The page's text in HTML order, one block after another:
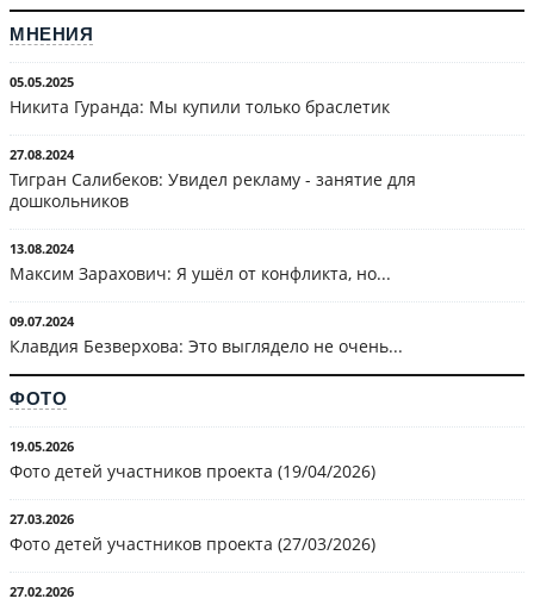
МНЕНИЯ
05.05.2025
Никита Гуранда: Мы купили только браслетик
27.08.2024
Тигран Салибеков: Увидел рекламу - занятие для
дошкольников
13.08.2024
Максим Зарахович: Я ушёл от конфликта, но...
09.07.2024
Клавдия Безверхова: Это выглядело не очень...
ФОТО
19.05.2026
Фото детей участников проекта (19/04/2026)
27.03.2026
Фото детей участников проекта (27/03/2026)
27.02.2026